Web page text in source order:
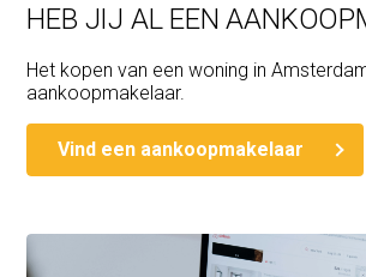
HEB JIJ AL EEN
Het kopen van een woning in
aankoopmakelaar.
Vind een aankoopmakelaar